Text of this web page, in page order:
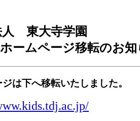
人 東大寺学園
ームページ移転のお知
は下へ移転いたしました。